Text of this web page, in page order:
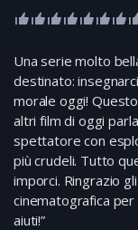
Una serie molto
destinato:
morale oggi!
altri film di oggi
spettatore con
più crudeli. Tutto
imporci. Ringrazio
cinematografica per
aiuti!”